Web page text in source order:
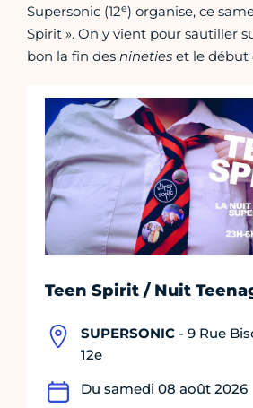
Supersonic (12e) organise, ce
Spirit ». On y vient pour sautiller
bon la fin des nineties et le début
Teen Spirit / Nuit
SUPERSONIC - 9 Rue
12e
Du samedi 08 août 2026